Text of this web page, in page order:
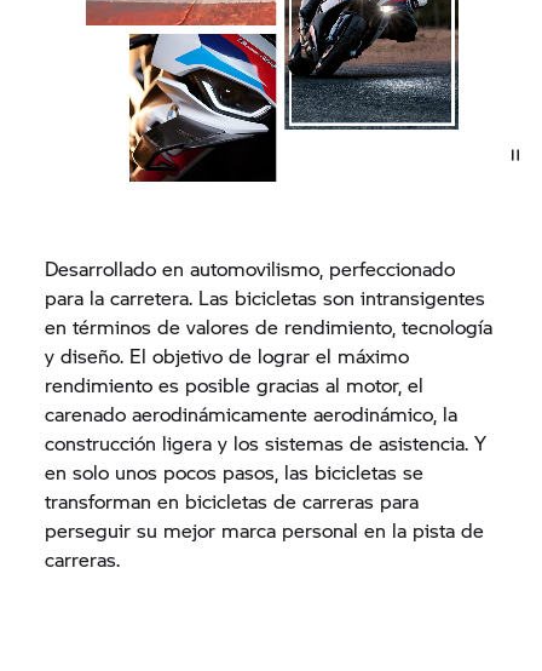
Desarrollado en automovilismo, perfeccionado
para la carretera. Las bicicletas son intransigentes
en términos de valores de rendimiento, tecnología
y diseño. El objetivo de lograr el máximo
rendimiento es posible gracias al motor, el
carenado aerodinámicamente aerodinámico, la
construcción ligera y los sistemas de asistencia. Y
en solo unos pocos pasos, las bicicletas se
transforman en bicicletas de carreras para
perseguir su mejor marca personal en la pista de
carreras.